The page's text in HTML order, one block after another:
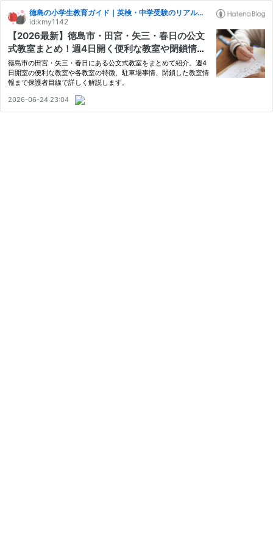
徳島の小学生教育ガイド｜英検・中学受験のリアル記録
id:kmy1142
【2026最新】徳島市・田宮・矢三・春日の公文
式教室まとめ！週4日開く便利な教室や閉鎖情報
も紹介
徳島市の田宮・矢三・春日にある公文式教室をまとめて紹介。週4
日開室の便利な教室や各教室の特徴、駐車場事情、閉鎖した教室情
報まで保護者目線で詳しく解説します。
2026-06-24 23:04